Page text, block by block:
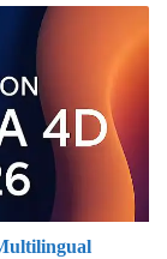
Maxon
CINEMA
4D
2026.0
(x64)
Multilingual